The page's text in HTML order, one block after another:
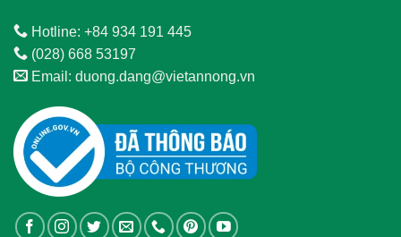
Hotline: +84 934 191 445
(028) 668 53197
Email: duong.dang@vietannong.vn